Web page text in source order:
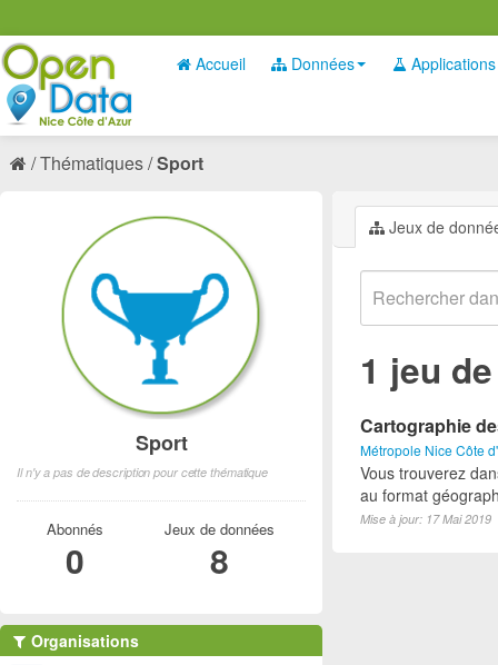
Accueil Données Applications
Thématiques Sport
Jeux de
1 jeu
Cartographie
Métropole Nice Côte
Vous trouverez
au format
Mise à jour: 17 Mai 2019
Sport
Il n'y a pas de description pour cette thématique
Abonnés
0
Jeux de données
8
Organisations